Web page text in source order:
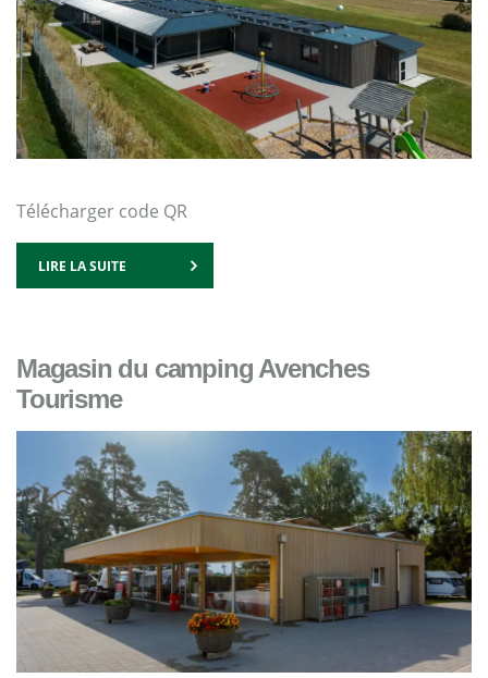
Télécharger code QR
LIRE LA SUITE
Magasin du camping Avenches
Tourisme